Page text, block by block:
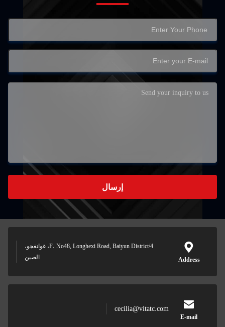
إرسال
Address
4/F، No48, Longhexi Road, Baiyun District، غوانغجو،
الصين
E-mail
cecilia@vitatc.com